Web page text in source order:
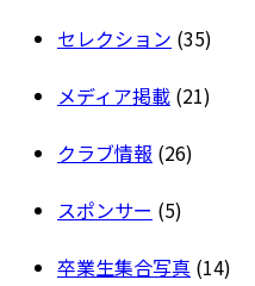
セレクション (35)
メディア掲載 (21)
クラブ情報 (26)
スポンサー (5)
卒業生集合写真 (14)